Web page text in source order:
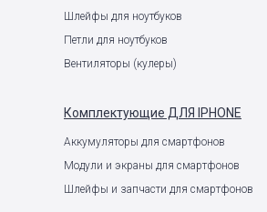
Шлейфы для ноутбуков
Петли для ноутбуков
Вентиляторы (кулеры)
Комплектующие ДЛЯ IPHONE
Аккумуляторы для смартфонов
Модули и экраны для смартфонов
Шлейфы и запчасти для смартфонов